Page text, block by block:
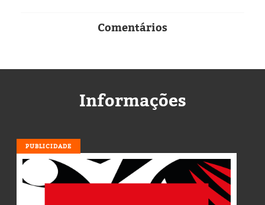
Comentários
Informações
PUBLICIDADE